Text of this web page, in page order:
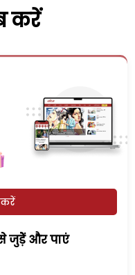
करें
करें
जुड़ेें और पाएं